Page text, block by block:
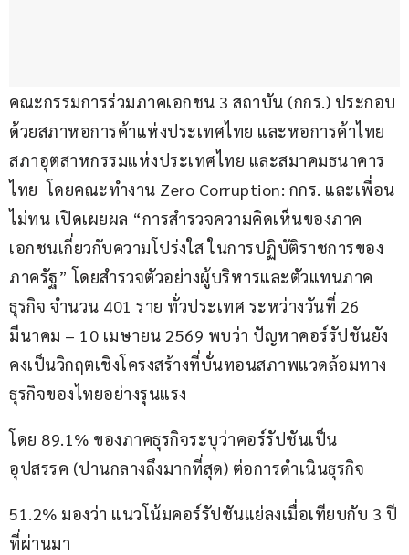
คณะกรรมการร่วมภาคเอกชน 3 สถาบัน (กกร.) ประกอบ
ด้วยสภาหอการค้าแห่งประเทศไทย และหอการค้าไทย
สภาอุตสาหกรรมแห่งประเทศไทย และสมาคมธนาคาร
ไทย  โดยคณะทำงาน Zero Corruption: กกร. และเพื่อน
ไม่ทน เปิดเผยผล “การสำรวจความคิดเห็นของภาค
เอกชนเกี่ยวกับความโปร่งใส ในการปฏิบัติราชการของ
ภาครัฐ” โดยสำรวจตัวอย่างผู้บริหารและตัวแทนภาค
ธุรกิจ จำนวน 401 ราย ทั่วประเทศ ระหว่างวันที่ 26
มีนาคม – 10 เมษายน 2569 พบว่า ปัญหาคอร์รัปชันยัง
คงเป็นวิกฤตเชิงโครงสร้างที่บั่นทอนสภาพแวดล้อมทาง
ธุรกิจของไทยอย่างรุนแรง
โดย 89.1% ของภาคธุรกิจระบุว่าคอร์รัปชันเป็น
อุปสรรค (ปานกลางถึงมากที่สุด) ต่อการดำเนินธุรกิจ
51.2% มองว่า แนวโน้มคอร์รัปชันแย่ลงเมื่อเทียบกับ 3 ปี
ที่ผ่านมา